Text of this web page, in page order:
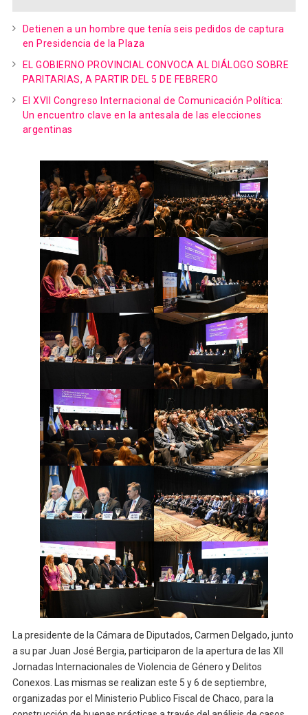
Detienen a un hombre que tenía seis pedidos de captura
en Presidencia de la Plaza
EL GOBIERNO PROVINCIAL CONVOCA AL DIÁLOGO SOBRE
PARITARIAS, A PARTIR DEL 5 DE FEBRERO
El XVII Congreso Internacional de Comunicación Política:
Un encuentro clave en la antesala de las elecciones
argentinas
La presidente de la Cámara de Diputados, Carmen Delgado, junto
a su par Juan José Bergia, participaron de la apertura de las XII
Jornadas Internacionales de Violencia de Género y Delitos
Conexos. Las mismas se realizan este 5 y 6 de septiembre,
organizadas por el Ministerio Publico Fiscal de Chaco, para la